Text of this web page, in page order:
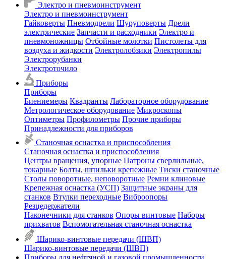
Электро и пневмоинструмент
Электро и пневмоинструмент
Гайковерты Пневмодрели Шуруповерты Дрели
электрические Запчасти и расходники Электро и
пневмоножницы Отбойные молотки Пистолеты для
воздуха и жидкости Электролобзики Электропилы
Электрорубанки
Электроточило
Приборы
Приборы
Биениемеры Квадранты Лабораторное оборудование
Метрологическое оборудование Микроскопы
Оптиметры Профилометры Прочие приборы
Принадлежности для приборов
Станочная оснастка и приспособления
Станочная оснастка и приспособления
Центры вращения, упорные Патроны сверлильные,
токарные Болты, шпильки крепежные Тиски станочные
Столы поворотные, неповоротные Ремни клиновые
Крепежная оснастка (УСП) Защитные экраны для
станков Втулки переходные Виброопоры
Резцедержатели
Наконечники для станков Опоры винтовые Наборы
прихватов Вспомогательная станочная оснастка
Шарико-винтовые передачи (ШВП)
Шарико-винтовые передачи (ШВП)